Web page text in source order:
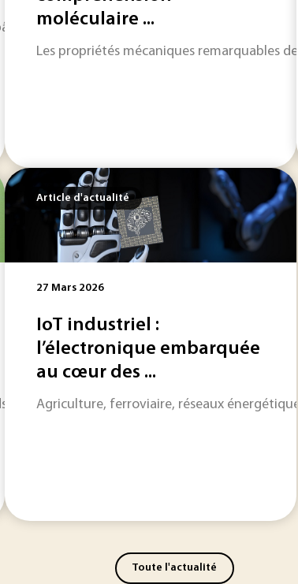
tout en minimisant son empreinte
moléculaire ...
Les propriétés mécaniques remarquables
documentaire avec une nouvelle ressource
Article d'actualité
27 Mars 2026
IoT industriel :
l’électronique embarquée
au cœur des ...
Agriculture, ferroviaire, réseaux
Toute l'actualité